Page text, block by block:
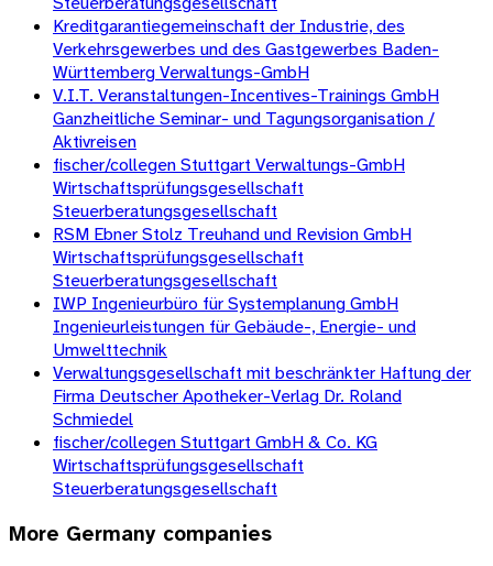
Kreditgarantiegemeinschaft der Industrie, des
Verkehrsgewerbes und des Gastgewerbes Baden-
Württemberg Verwaltungs-GmbH
V.I.T. Veranstaltungen-Incentives-Trainings GmbH
Ganzheitliche Seminar- und Tagungsorganisation /
Aktivreisen
fischer/collegen Stuttgart Verwaltungs-GmbH
Wirtschaftsprüfungsgesellschaft
Steuerberatungsgesellschaft
RSM Ebner Stolz Treuhand und Revision GmbH
Wirtschaftsprüfungsgesellschaft
Steuerberatungsgesellschaft
IWP Ingenieurbüro für Systemplanung GmbH
Ingenieurleistungen für Gebäude-, Energie- und
Umwelttechnik
Verwaltungsgesellschaft mit beschränkter Haftung der
Firma Deutscher Apotheker-Verlag Dr. Roland
Schmiedel
fischer/collegen Stuttgart GmbH & Co. KG
Wirtschaftsprüfungsgesellschaft
Steuerberatungsgesellschaft
More Germany companies